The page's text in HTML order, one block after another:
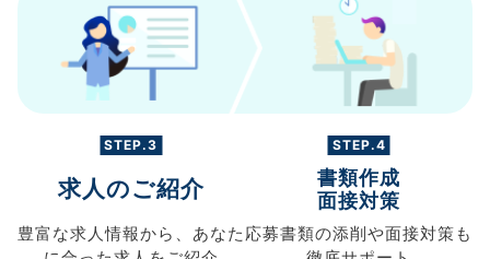
STEP.3
求人のご紹介
豊富な求人情報から、 あなた
STEP.4
書類作成
面接対策
応募書類の添削や面接対策も